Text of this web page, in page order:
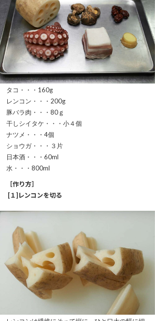
タコ・・・160g
レンコン・・・200g
豚バラ肉・・・80ｇ
干しシイタケ・・・小４個
ナツメ・・・4個
ショウガ・・・３片
日本酒・・・60ml
水・・・800ml
［作り方］
[１]レンコンを切る